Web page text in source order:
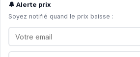
🔔 Alerte prix
Soyez notifié quand le prix baisse :